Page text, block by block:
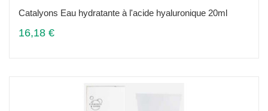
Catalyons Eau hydratante à l'acide hyaluronique 20ml
16,18 €